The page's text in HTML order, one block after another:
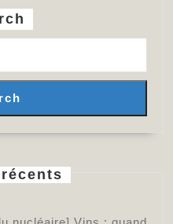
filière
&
Spiritueux
passe
par